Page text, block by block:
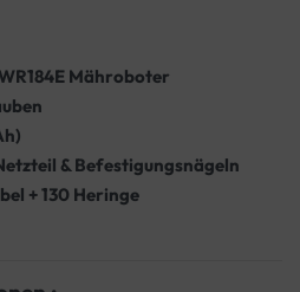
Mähroboter
& Befestigungsnägeln
+ 130 Heringe